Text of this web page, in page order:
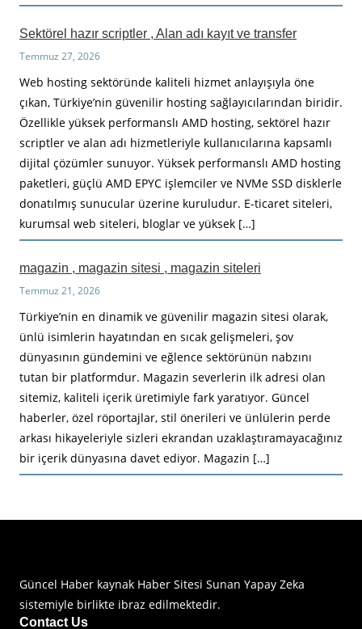
Sektörel hazır scriptler , Alan adı kayıt ve transfer
Temmuz 27, 2026
Web hosting sektöründe kaliteli hizmet anlayışıyla öne
çıkan, Türkiye’nin güvenilir hosting sağlayıcılarından biridir.
Özellikle yüksek performanslı AMD hosting, sektörel hazır
scriptler ve alan adı hizmetleriyle kullanıcılarına kapsamlı
dijital çözümler sunuyor. Yüksek performanslı AMD hosting
paketleri, güçlü AMD EPYC işlemciler ve NVMe SSD disklerle
donatılmış sunucular üzerine kuruludur. E-ticaret siteleri,
kurumsal web siteleri, bloglar ve yüksek […]
magazin , magazin sitesi , magazin siteleri
Temmuz 21, 2026
Türkiye’nin en dinamik ve güvenilir magazin sitesi olarak,
ünlü isimlerin hayatından en sıcak gelişmeleri, şov
dünyasının gündemini ve eğlence sektörünün nabzını
tutan bir platformdur. Magazin severlerin ilk adresi olan
sitemiz, kaliteli içerik üretimiyle fark yaratıyor. Güncel
haberler, özel röportajlar, stil önerileri ve ünlülerin perde
arkası hikayeleriyle sizleri ekrandan uzaklaştıramayacağınız
bir içerik dünyasına davet ediyor. Magazin […]
Güncel Haber kaynak Haber Sitesi Sunan Yapay Zeka
sistemiyle birlikte ibraz edilmektedir.
Contact Us